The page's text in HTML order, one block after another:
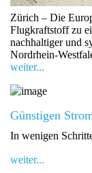
Zürich – Die
Flugkraftstoff zu
nachhaltiger und
Nordrhein-
weiter...
Günstigen
In wenigen
weiter...